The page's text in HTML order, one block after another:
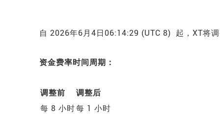
自 2026年6月4日06:14:29 (UTC 8) 起，XT将
资金费率时间周期：
调整前
调整后
每 8 小时每 1 小时